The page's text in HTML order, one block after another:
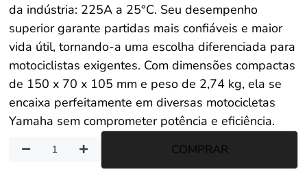
da indústria: 225A a 25°C. Seu desempenho
superior garante partidas mais confiáveis e maior
vida útil, tornando-a uma escolha diferenciada para
motociclistas exigentes. Com dimensões compactas
de 150 x 70 x 105 mm e peso de 2,74 kg, ela se
encaixa perfeitamente em diversas motocicletas
Yamaha sem comprometer potência e eficiência.
COMPRAR